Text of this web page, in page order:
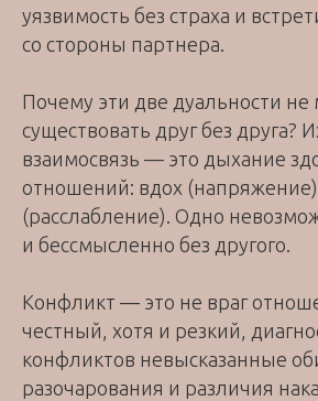
уязвимость без страха и
со стороны партнера.
Почему эти две дуальности не
существовать друг без друга?
взаимосвязь — это дыхание
отношений: вдох
(расслабление). Одно
и бессмысленно без другого.
Конфликт — это не враг
честный, хотя и резкий,
конфликтов невысказанные
разочарования и различия